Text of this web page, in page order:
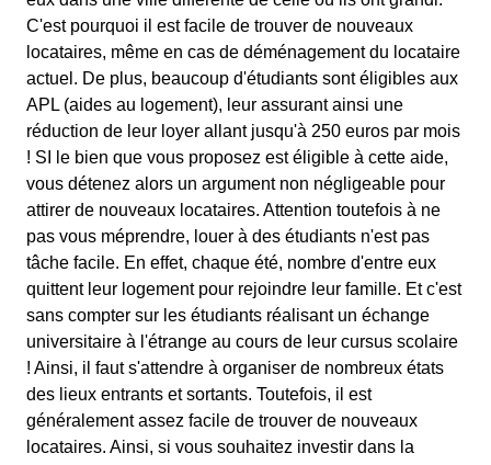
C'est pourquoi il est facile de trouver de nouveaux
locataires, même en cas de déménagement du locataire
actuel. De plus, beaucoup d'étudiants sont éligibles aux
APL (aides au logement), leur assurant ainsi une
réduction de leur loyer allant jusqu'à 250 euros par mois
! SI le bien que vous proposez est éligible à cette aide,
vous détenez alors un argument non négligeable pour
attirer de nouveaux locataires. Attention toutefois à ne
pas vous méprendre, louer à des étudiants n'est pas
tâche facile. En effet, chaque été, nombre d'entre eux
quittent leur logement pour rejoindre leur famille. Et c'est
sans compter sur les étudiants réalisant un échange
universitaire à l'étrange au cours de leur cursus scolaire
! Ainsi, il faut s'attendre à organiser de nombreux états
des lieux entrants et sortants. Toutefois, il est
généralement assez facile de trouver de nouveaux
locataires. Ainsi, si vous souhaitez investir dans la